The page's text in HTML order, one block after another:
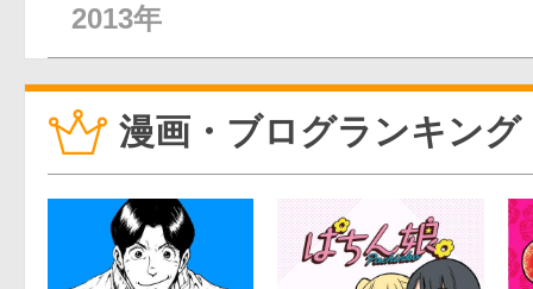
2013年
漫画・ブログランキング